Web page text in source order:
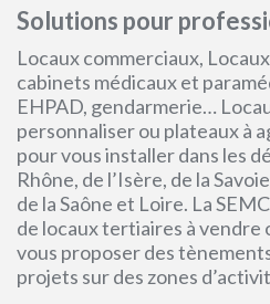
Solutions pour
Locaux commerciaux,
cabinets médicaux et
EHPAD, gendarmerie…
personnaliser ou plateaux à
pour vous installer dans les
Rhône, de l’Isère, de la
de la Saône et Loire. La
de locaux tertiaires à vendre
vous proposer des
projets sur des zones